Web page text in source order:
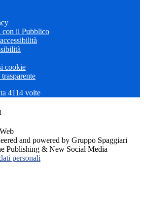
il Pubblico
cookie
4114 volte
and powered by Gruppo Spaggiari
Publishing & New Social Media
personali